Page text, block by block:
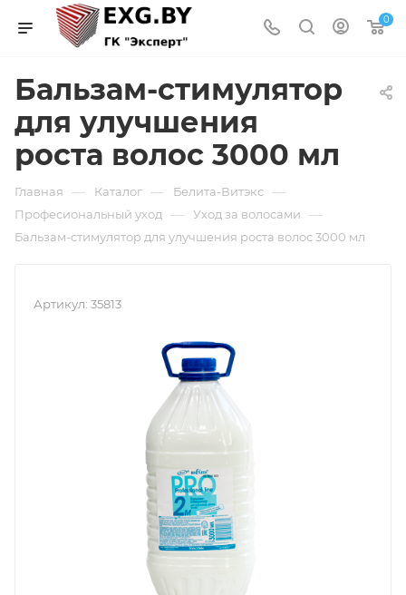
0
Бальзам-стимулятор
для улучшения
роста волос 3000 мл
Главная — Каталог — Белита-Витэкс —
Професиональный уход — Уход за волосами —
Бальзам-стимулятор для улучшения роста волос 3000 мл
Артикул: 35813